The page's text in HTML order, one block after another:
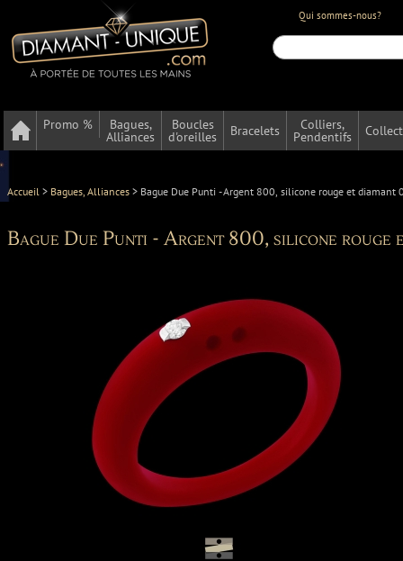
Qui sommes-nous?
Promo % Bagues,
Alliances
Boucles
d'oreilles Bracelets Colliers,
Pendentifs
Accueil > Bagues, Alliances > Bague Due Punti - Argent 800, silicone rouge et diamant
Bague Due Punti - Argent 800, silicone rouge